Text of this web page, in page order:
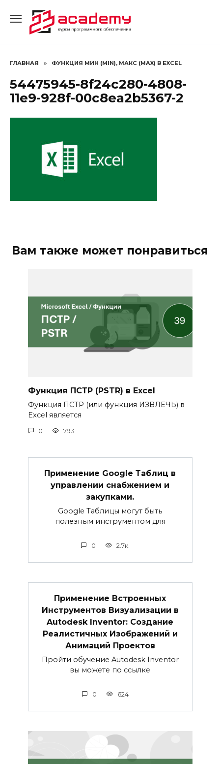
содержанию
ГЛАВНАЯ » ФУНКЦИЯ МИН (MIN), МАКС (MAX) В EXCEL
54475945-8f24c280-4808-
11e9-928f-00c8ea2b5367-2
Вам также может понравиться
Функция ПСТР (PSTR) в Excel
Функция ПСТР (или функция ИЗВЛЕЧЬ) в
Excel является
0 793
Применение Google Таблиц в
управлении снабжением и
закупками.
Google Таблицы могут быть
полезным инструментом для
0 2.7к.
Применение Встроенных
Инструментов Визуализации в
Autodesk Inventor: Создание
Реалистичных Изображений и
Анимаций Проектов
Пройти обучение Autodesk Inventor
вы можете по ссылке
0 624